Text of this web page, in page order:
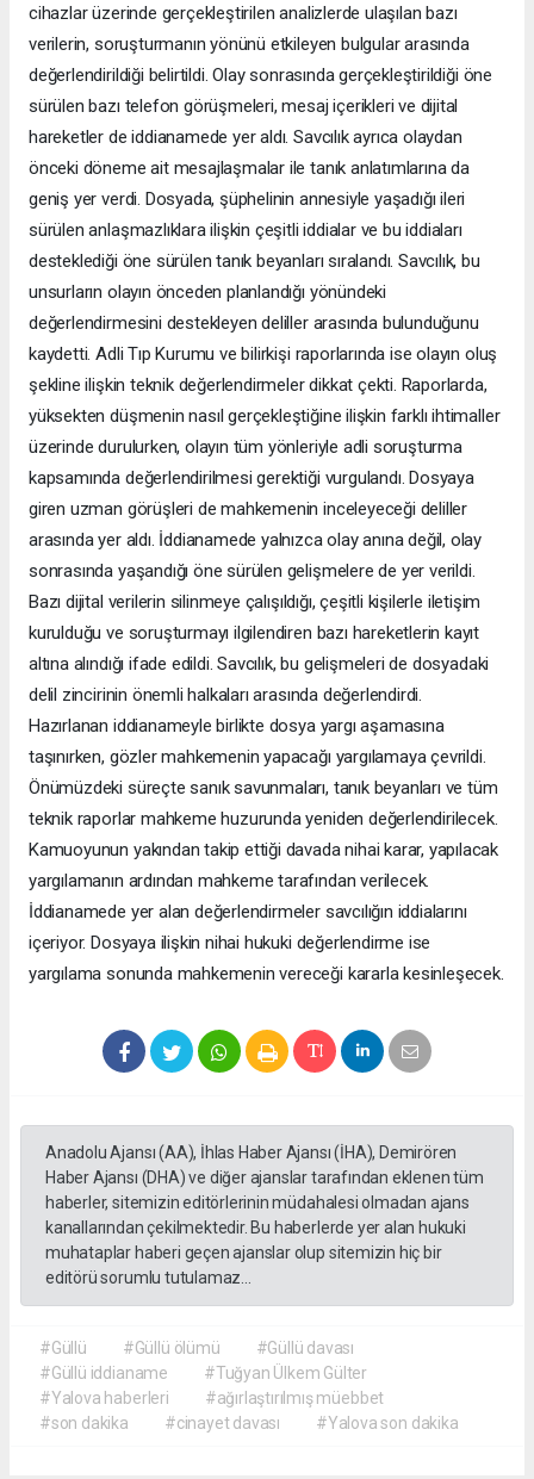
cihazlar üzerinde gerçekleştirilen analizlerde ulaşılan bazı
verilerin, soruşturmanın yönünü etkileyen bulgular arasında
değerlendirildiği belirtildi. Olay sonrasında gerçekleştirildiği öne
sürülen bazı telefon görüşmeleri, mesaj içerikleri ve dijital
hareketler de iddianamede yer aldı. Savcılık ayrıca olaydan
önceki döneme ait mesajlaşmalar ile tanık anlatımlarına da
geniş yer verdi. Dosyada, şüphelinin annesiyle yaşadığı ileri
sürülen anlaşmazlıklara ilişkin çeşitli iddialar ve bu iddiaları
desteklediği öne sürülen tanık beyanları sıralandı. Savcılık, bu
unsurların olayın önceden planlandığı yönündeki
değerlendirmesini destekleyen deliller arasında bulunduğunu
kaydetti. Adli Tıp Kurumu ve bilirkişi raporlarında ise olayın oluş
şekline ilişkin teknik değerlendirmeler dikkat çekti. Raporlarda,
yüksekten düşmenin nasıl gerçekleştiğine ilişkin farklı ihtimaller
üzerinde durulurken, olayın tüm yönleriyle adli soruşturma
kapsamında değerlendirilmesi gerektiği vurgulandı. Dosyaya
giren uzman görüşleri de mahkemenin inceleyeceği deliller
arasında yer aldı. İddianamede yalnızca olay anına değil, olay
sonrasında yaşandığı öne sürülen gelişmelere de yer verildi.
Bazı dijital verilerin silinmeye çalışıldığı, çeşitli kişilerle iletişim
kurulduğu ve soruşturmayı ilgilendiren bazı hareketlerin kayıt
altına alındığı ifade edildi. Savcılık, bu gelişmeleri de dosyadaki
delil zincirinin önemli halkaları arasında değerlendirdi.
Hazırlanan iddianameyle birlikte dosya yargı aşamasına
taşınırken, gözler mahkemenin yapacağı yargılamaya çevrildi.
Önümüzdeki süreçte sanık savunmaları, tanık beyanları ve tüm
teknik raporlar mahkeme huzurunda yeniden değerlendirilecek.
Kamuoyunun yakından takip ettiği davada nihai karar, yapılacak
yargılamanın ardından mahkeme tarafından verilecek.
İddianamede yer alan değerlendirmeler savcılığın iddialarını
içeriyor. Dosyaya ilişkin nihai hukuki değerlendirme ise
yargılama sonunda mahkemenin vereceği kararla kesinleşecek.
Anadolu Ajansı (AA), İhlas Haber Ajansı (İHA), Demirören
Haber Ajansı (DHA) ve diğer ajanslar tarafından eklenen tüm
haberler, sitemizin editörlerinin müdahalesi olmadan ajans
kanallarından çekilmektedir. Bu haberlerde yer alan hukuki
muhataplar haberi geçen ajanslar olup sitemizin hiç bir
editörü sorumlu tutulamaz...
#Güllü #Güllü ölümü
#Güllü davası
#Güllü iddianame
#Tuğyan Ülkem Gülter
#Yalova haberleri
#ağırlaştırılmış müebbet
#son dakika
#cinayet davası #Yalova son dakika